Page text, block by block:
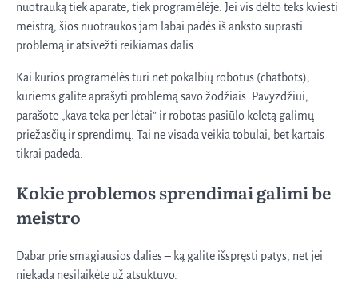
nuotrauką tiek aparate, tiek programėlėje. Jei vis dėlto teks kviesti
meistrą, šios nuotraukos jam labai padės iš anksto suprasti
problemą ir atsivežti reikiamas dalis.
Kai kurios programėlės turi net pokalbių robotus (chatbots),
kuriems galite aprašyti problemą savo žodžiais. Pavyzdžiui,
parašote „kava teka per lėtai” ir robotas pasiūlo keletą galimų
priežasčių ir sprendimų. Tai ne visada veikia tobulai, bet kartais
tikrai padeda.
Kokie problemos sprendimai galimi be
meistro
Dabar prie smagiausios dalies – ką galite išspręsti patys, net jei
niekada nesilaikėte už atsuktuvo.